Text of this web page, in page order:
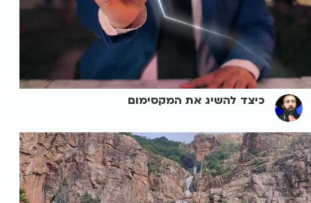
כיצד להשיג את המקסימום